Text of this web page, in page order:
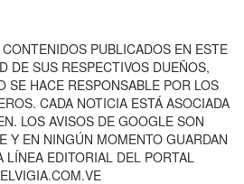
PUBLICADOS EN ESTE
DE SUS RESPECTIVOS DUEÑOS,
SE HACE RESPONSABLE POR LOS
CADA NOTICIA ESTÁ ASOCIADA
LOS AVISOS DE GOOGLE SON
Y EN NINGÚN MOMENTO GUARDAN
LÍNEA EDITORIAL DEL PORTAL